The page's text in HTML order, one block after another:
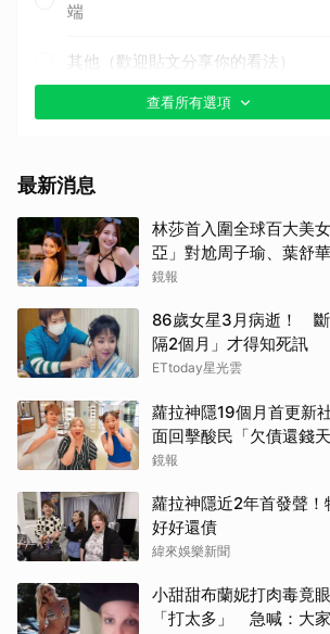
端
其他（歡迎貼文分享你的看法）
查看所有選項
最新消息
林莎首入圍全球百大美
亞」對尬周子瑜、葉舒
鏡報
86歲女星3月病逝！ 斷
隔2個月」才得知死訊
ETtoday星光雲
蘿拉神隱19個月首更新
面回擊酸民「欠債還錢天
鏡報
蘿拉神隱近2年首發聲！
好好還債
緯來娛樂新聞
小甜甜布蘭妮打肉毒竟
「打太多」 急喊：大